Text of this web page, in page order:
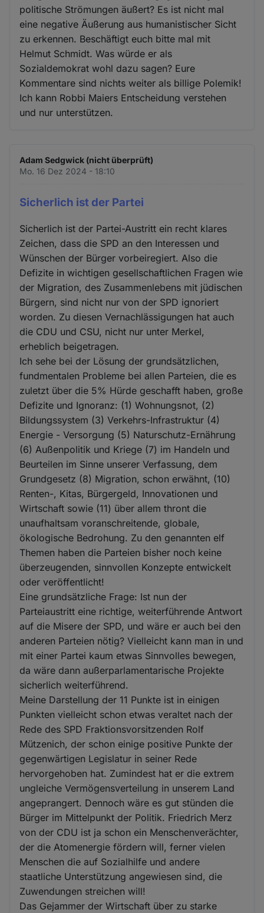
politische Strömungen äußert? Es ist nicht mal
eine negative Äußerung aus humanistischer Sicht
zu erkennen. Beschäftigt euch bitte mal mit
Helmut Schmidt. Was würde er als
Sozialdemokrat wohl dazu sagen? Eure
Kommentare sind nichts weiter als billige Polemik!
Ich kann Robbi Maiers Entscheidung verstehen
und nur unterstützen.
Adam Sedgwick (nicht überprüft)
Mo. 16 Dez 2024 - 18:10
Sicherlich ist der Partei
Sicherlich ist der Partei-Austritt ein recht klares
Zeichen, dass die SPD an den Interessen und
Wünschen der Bürger vorbeiregiert. Also die
Defizite in wichtigen gesellschaftlichen Fragen wie
der Migration, des Zusammenlebens mit jüdischen
Bürgern, sind nicht nur von der SPD ignoriert
worden. Zu diesen Vernachlässigungen hat auch
die CDU und CSU, nicht nur unter Merkel,
erheblich beigetragen.
Ich sehe bei der Lösung der grundsätzlichen,
fundmentalen Probleme bei allen Parteien, die es
zuletzt über die 5% Hürde geschafft haben, große
Defizite und Ignoranz: (1) Wohnungsnot, (2)
Bildungssystem (3) Verkehrs-Infrastruktur (4)
Energie - Versorgung (5) Naturschutz-Ernährung
(6) Außenpolitik und Kriege (7) im Handeln und
Beurteilen im Sinne unserer Verfassung, dem
Grundgesetz (8) Migration, schon erwähnt, (10)
Renten-, Kitas, Bürgergeld, Innovationen und
Wirtschaft sowie (11) über allem thront die
unaufhaltsam voranschreitende, globale,
ökologische Bedrohung. Zu den genannten elf
Themen haben die Parteien bisher noch keine
überzeugenden, sinnvollen Konzepte entwickelt
oder veröffentlicht!
Eine grundsätzliche Frage: Ist nun der
Parteiaustritt eine richtige, weiterführende Antwort
auf die Misere der SPD, und wäre er auch bei den
anderen Parteien nötig? Vielleicht kann man in und
mit einer Partei kaum etwas Sinnvolles bewegen,
da wäre dann außerparlamentarische Projekte
sicherlich weiterführend.
Meine Darstellung der 11 Punkte ist in einigen
Punkten vielleicht schon etwas veraltet nach der
Rede des SPD Fraktionsvorsitzenden Rolf
Mützenich, der schon einige positive Punkte der
gegenwärtigen Legislatur in seiner Rede
hervorgehoben hat. Zumindest hat er die extrem
ungleiche Vermögensverteilung in unserem Land
angeprangert. Dennoch wäre es gut stünden die
Bürger im Mittelpunkt der Politik. Friedrich Merz
von der CDU ist ja schon ein Menschenverächter,
der die Atomenergie fördern will, ferner vielen
Menschen die auf Sozialhilfe und andere
staatliche Unterstützung angewiesen sind, die
Zuwendungen streichen will!
Das Gejammer der Wirtschaft über zu starke